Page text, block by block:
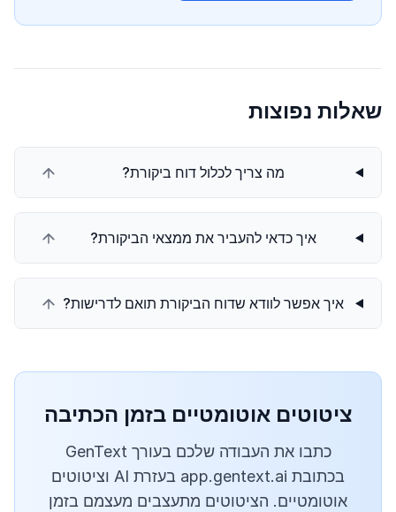
שאלות נפוצות
מה צריך לכלול דוח ביקורת?
איך כדאי להעביר את ממצאי הביקורת?
איך אפשר לוודא שדוח הביקורת תואם לדרישות?
ציטוטים אוטומטיים בזמן הכתיבה
כתבו את העבודה שלכם בעורך GenText
בכתובת app.gentext.ai בעזרת AI וציטוטים
אוטומטיים. הציטוטים מתעצבים מעצמם בזמן